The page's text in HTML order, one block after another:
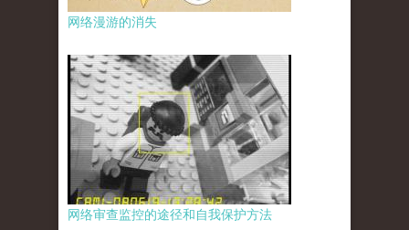
网络漫游的消失
网络审查监控的途径和自我保护方法